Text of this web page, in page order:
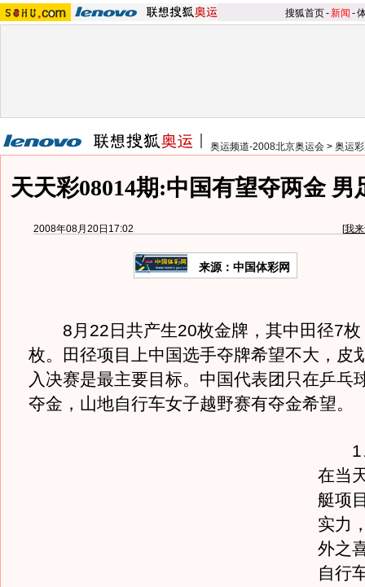
搜狐首页-新闻 -
奥运频道-2008北京奥运会 > 奥运
天天彩08014期:中国有望夺两金 男
2008年08月20日17:02 [我
来源：中国体彩网
8月22日共产生20枚金牌，其中田径7枚
枚。田径项目上中国选手夺牌希望不大，皮
入决赛是最主要目标。中国代表团只在乒乓
夺金，山地自行车女子越野赛有夺金希望。
1、
在当
艇项
实力
外之
自行